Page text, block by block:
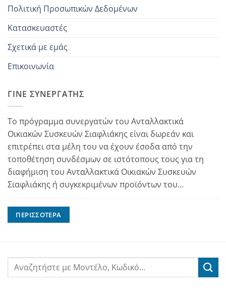
Tefal GV8715E0/23A
Tefal GV8715E0/23B
Tefal
Tefal GV8730C0/23A
Tefal GV8730E0/23
Tefal GV8730E0/23B
Tefal
Tefal GV8925E0/23
Tefal GV8925E0/23A
Tefal
Tefal
Πολιτική Προσωπικών Δεδομένων
Κατασκευαστές
Σχετικά με εμάς
Επικοινωνία
ΓΊΝΕ ΣΥΝΕΡΓΆΤΗΣ
Το πρόγραμμα συνεργατών του Ανταλλακτικά
Οικιακών Συσκευών Σιαφλιάκης είναι δωρεάν και
επιτρέπει στα μέλη του να έχουν έσοδα από την
τοποθέτηση συνδέσμων σε ιστότοπους τους για τη
διαφήμιση του Ανταλλακτικά Οικιακών Συσκευών
Σιαφλιάκης ή συγκεκριμένων προϊόντων του...
ΠΕΡΙΣΣΌΤΕΡΑ